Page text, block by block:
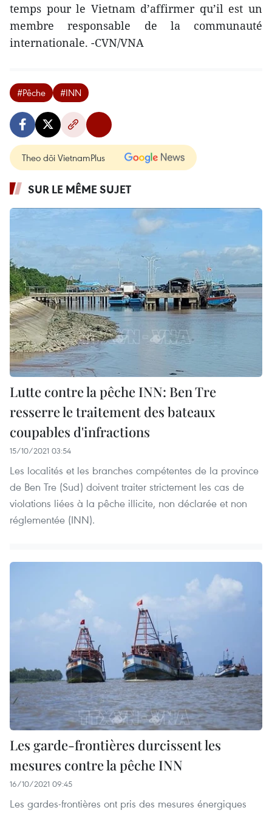
temps pour le Vietnam d’affirmer qu’il est un
membre responsable de la communauté
internationale. -CVN/VNA
#Pêche #INN
Theo dõi VietnamPlus
SUR LE MÊME SUJET
Lutte contre la pêche INN: Ben Tre
resserre le traitement des bateaux
coupables d'infractions
15/10/2021 03:54
Les localités et les branches compétentes de la province
de Ben Tre (Sud) doivent traiter strictement les cas de
violations liées à la pêche illicite, non déclarée et non
réglementée (INN).
Les garde-frontières durcissent les
mesures contre la pêche INN
16/10/2021 09:45
Les gardes-frontières ont pris des mesures énergiques